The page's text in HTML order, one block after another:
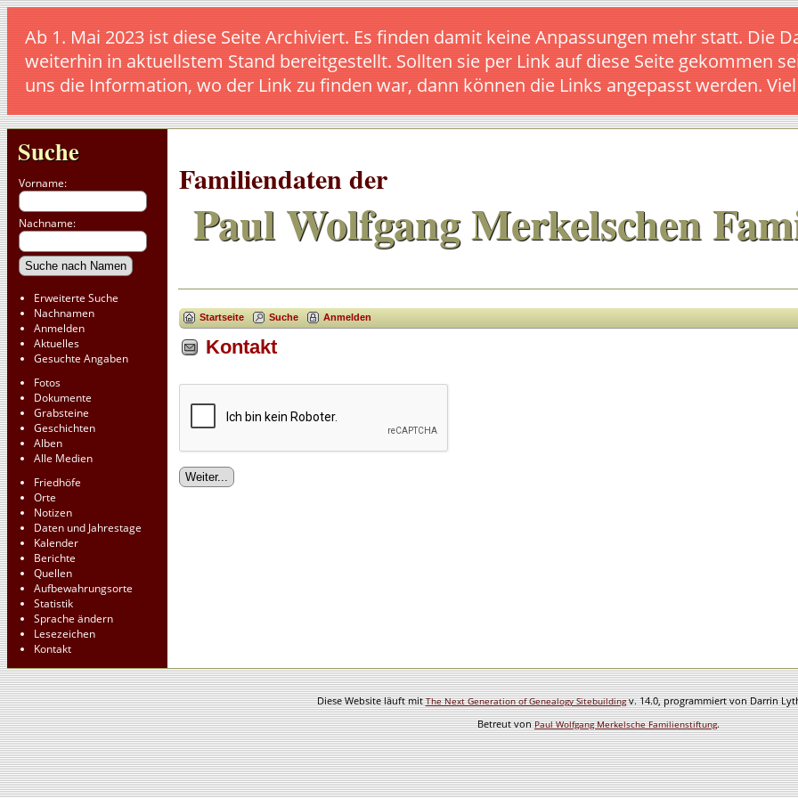
Ab 1. Mai 2023 ist diese Seite Archiviert. Es finden damit keine Anpassungen mehr statt. Die
weiterhin in aktuellstem Stand bereitgestellt. Sollten sie per Link auf diese Seite gekommen
uns die Information, wo der Link zu finden war, dann können die Links angepasst werden.
Suche
Vorname:
Nachname:
Erweiterte Suche
Nachnamen
Anmelden
Aktuelles
Gesuchte Angaben
Fotos
Dokumente
Grabsteine
Geschichten
Alben
Alle Medien
Friedhöfe
Orte
Notizen
Daten und Jahrestage
Kalender
Berichte
Quellen
Aufbewahrungsorte
Statistik
Sprache ändern
Lesezeichen
Kontakt
Familiendaten der
Paul Wolfgang Merkelschen
Startseite Suche Anmelden
Kontakt
Diese Website läuft mitThe Next Generation of Genealogy Sitebuildingv. 14.0, programmiert von Darrin
Betreut vonPaul Wolfgang Merkelsche Familienstiftung.